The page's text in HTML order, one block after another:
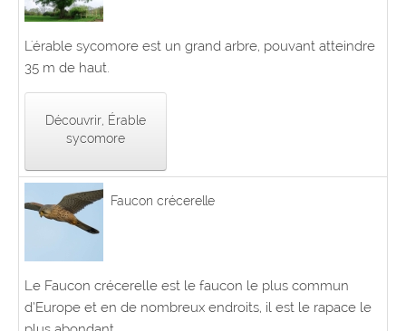
L'érable sycomore est un grand arbre, pouvant atteindre
35 m de haut.
Découvrir, Érable
sycomore
Faucon crécerelle
Le Faucon crécerelle est le faucon le plus commun
d’Europe et en de nombreux endroits, il est le rapace le